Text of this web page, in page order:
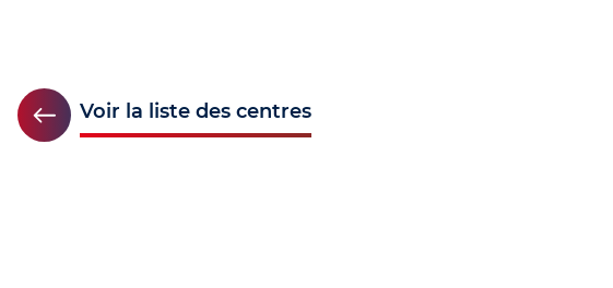
Voir la liste des centres